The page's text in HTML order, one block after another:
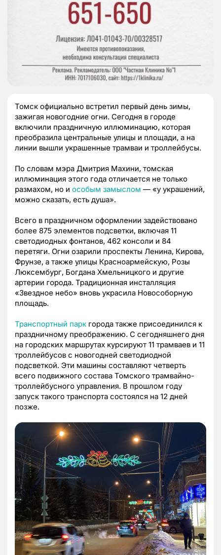
Томск официально встретил первый день зимы,
зажигая новогодние огни. Сегодня в городе
включили праздничную иллюминацию, которая
преобразила центральные улицы и площади, а на
линии вышли украшенные трамваи и троллейбусы.
По словам мэра Дмитрия Махини, томская
иллюминация этого года отличается не только
размахом, но и особым замыслом — «у украшений,
можно сказать, есть душа».
Всего в праздничном оформлении задействовано
более 875 элементов подсветки, включая 11
светодиодных фонтанов, 462 консоли и 84
перетяги. Огни озарили проспекты Ленина, Кирова,
Фрунзе, а также улицы Красноармейскую, Розы
Люксембург, Богдана Хмельницкого и другие
артерии города. Традиционная инсталляция
«Звездное небо» вновь украсила Новособорную
площадь.
Транспортный парк города также присоединился к
праздничному преображению. С сегодняшнего дня
на городских маршрутах курсируют 11 трамваев и 11
троллейбусов с новогодней светодиодной
подсветкой. Эти машины составляют четверть
всего подвижного состава Томского трамвайно-
троллейбусного управления. В прошлом году
запуск такого транспорта состоялся на 12 дней
позже.